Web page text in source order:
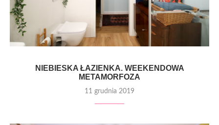
NIEBIESKA ŁAZIENKA. WEEKENDOWA
METAMORFOZA
11 grudnia 2019